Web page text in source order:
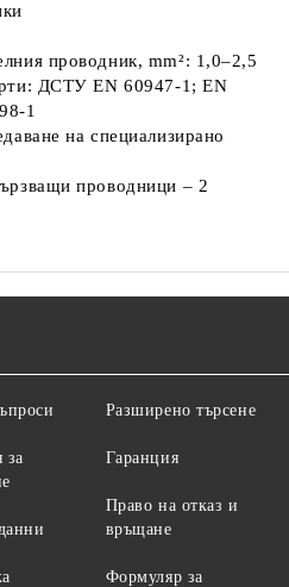
проводник, mm²: 1,0–2,5
ДСТУ EN 60947-1; EN
1
на специализирано
проводници – 2
за
Разширено търсене
Гаранция
Право на отказ и
връщане
Формуляр за